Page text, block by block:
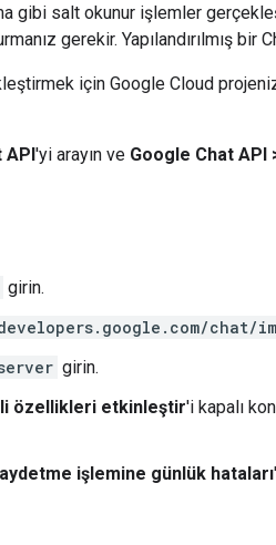
gibi salt okunur işlemler
gerekir. Yapılandırılmış bir
için Google Cloud
API'yi arayın ve Google Chat API
girin.
chat/
girin.
özellikleri etkinleştir'i kapalı
işlemine günlük hataları